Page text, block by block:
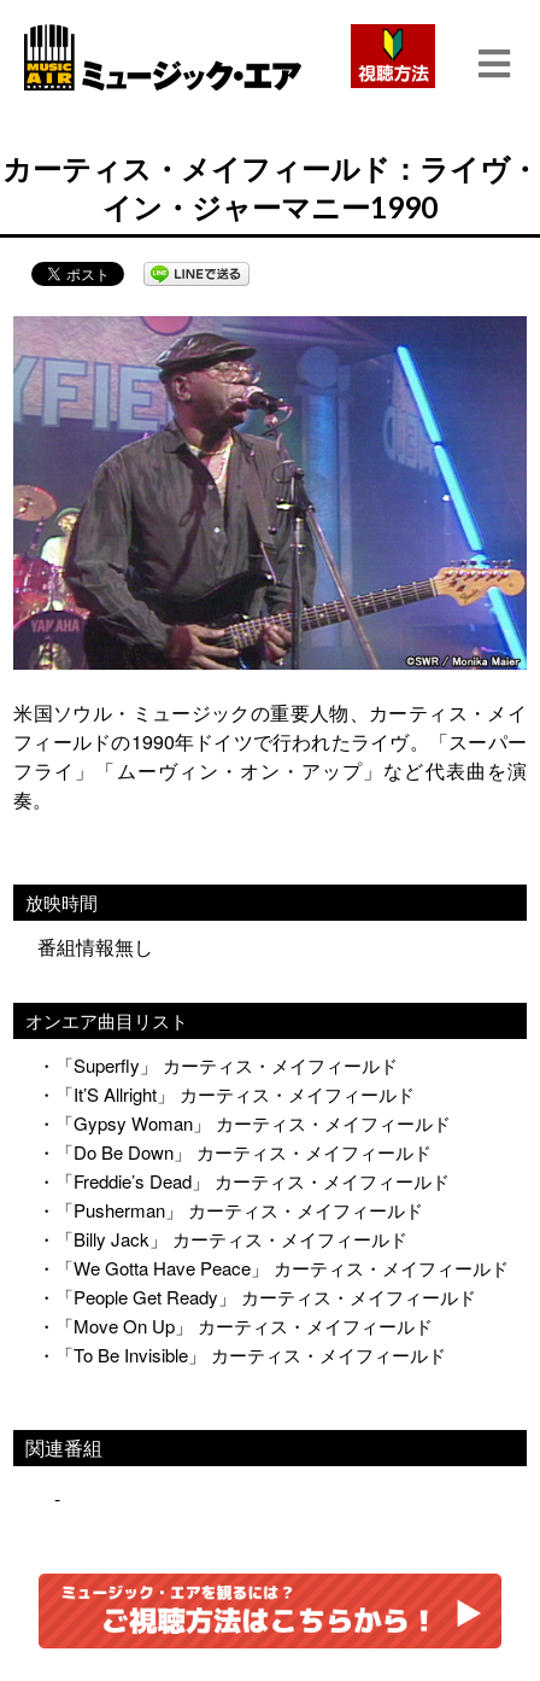
カーティス・メイフィールド：ライヴ・
イン・ジャーマニー1990
米国ソウル・ミュージックの重要人物、カーティス・メイ
フィールドの1990年ドイツで行われたライヴ。「スーパー
フライ」「ムーヴィン・オン・アップ」など代表曲を演
奏。
放映時間
番組情報無し
オンエア曲目リスト
・「Superfly」 カーティス・メイフィールド
・「It’S Allright」 カーティス・メイフィールド
・「Gypsy Woman」 カーティス・メイフィールド
・「Do Be Down」 カーティス・メイフィールド
・「Freddie’s Dead」 カーティス・メイフィールド
・「Pusherman」 カーティス・メイフィールド
・「Billy Jack」 カーティス・メイフィールド
・「We Gotta Have Peace」 カーティス・メイフィールド
・「People Get Ready」 カーティス・メイフィールド
・「Move On Up」 カーティス・メイフィールド
・「To Be Invisible」 カーティス・メイフィールド
関連番組
-